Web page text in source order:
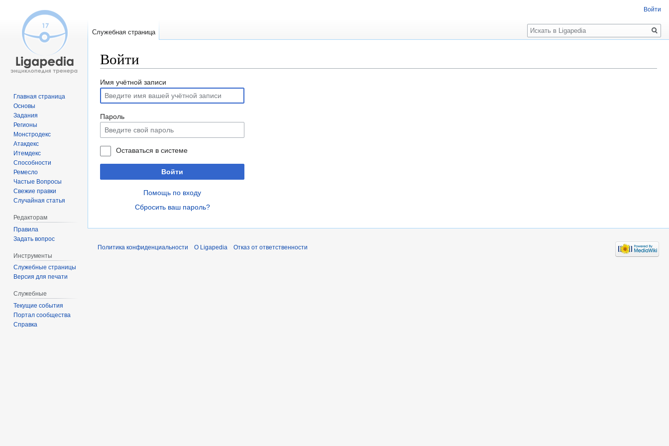
Войти
Перейти
навигации
Перейти
поиску
Имя учётной записи
Пароль
Оставаться в системе
Войти
Помощь по входу
Сбросить ваш пароль?
Войти
Служебная страница
Поиск
Главная страница
Основы
Задания
Регионы
Монстродекс
Атакдекс
Итемдекс
Способности
Ремесло
Частые Вопросы
Свежие правки
Случайная статья
Редакторам
Правила
Задать вопрос
Инструменты
Служебные страницы
Версия для печати
Служебные
Текущие события
Портал сообщества
Справка
Политика конфиденциальности О Ligapedia Отказ от ответственности